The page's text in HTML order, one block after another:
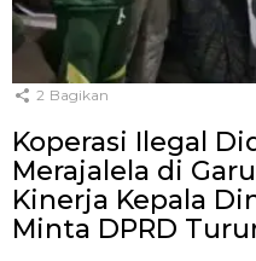
2 Bagikan
Koperasi Ilegal
Merajalela di
Kinerja Kepala
Minta DPRD